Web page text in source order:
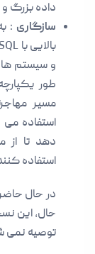
داده بزرگ و
سازگاری :
استفاده
استفاده
در حال
توصیه نمی